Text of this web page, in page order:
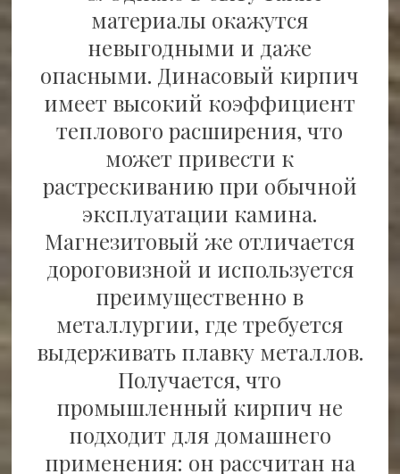
материалы окажутся
невыгодными и даже
опасными. Динасовый кирпич
имеет высокий коэффициент
теплового расширения, что
может привести к
растрескиванию при обычной
эксплуатации камина.
Магнезитовый же отличается
дороговизной и используется
преимущественно в
металлургии, где требуется
выдерживать плавку металлов.
Получается, что
промышленный кирпич не
подходит для домашнего
применения: он рассчитан на